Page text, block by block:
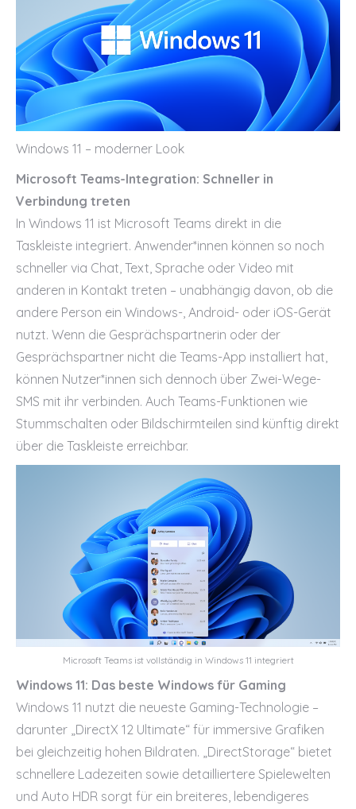
Windows 11 – moderner Look
Microsoft Teams-Integration: Schneller in
Verbindung treten
In Windows 11 ist Microsoft Teams direkt in die
Taskleiste integriert. Anwender*innen können so noch
schneller via Chat, Text, Sprache oder Video mit
anderen in Kontakt treten – unabhängig davon, ob die
andere Person ein Windows-, Android- oder iOS-Gerät
nutzt. Wenn die Gesprächspartnerin oder der
Gesprächspartner nicht die Teams-App installiert hat,
können Nutzer*innen sich dennoch über Zwei-Wege-
SMS mit ihr verbinden. Auch Teams-Funktionen wie
Stummschalten oder Bildschirmteilen sind künftig direkt
über die Taskleiste erreichbar.
Microsoft Teams ist vollständig in Windows 11 integriert
Windows 11: Das beste Windows für Gaming
Windows 11 nutzt die neueste Gaming-Technologie –
darunter „DirectX 12 Ultimate“ für immersive Grafiken
bei gleichzeitig hohen Bildraten. „DirectStorage“ bietet
schnellere Ladezeiten sowie detailliertere Spielewelten
und Auto HDR sorgt für ein breiteres, lebendigeres